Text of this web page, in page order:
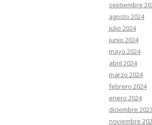
septiembre
agosto 2024
julio 2024
junio 2024
mayo 2024
abril 2024
marzo 2024
febrero 2024
enero 2024
diciembre 2023
noviembre